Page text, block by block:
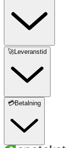
🚀Leveranstid
💳Betalning